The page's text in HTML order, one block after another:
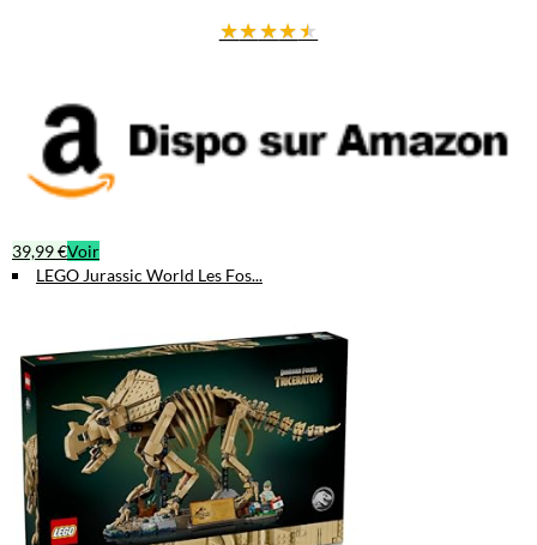
★★★★★
39,99 €Voir
LEGO Jurassic World Les Fos...